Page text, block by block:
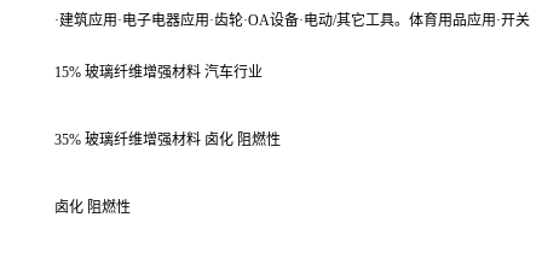
·建筑应用·电子电器应用·齿轮·OA设备·电动/其它工具。体育用品应用·开关
15% 玻璃纤维增强材料 汽车行业
35% 玻璃纤维增强材料 卤化 阻燃性
卤化 阻燃性